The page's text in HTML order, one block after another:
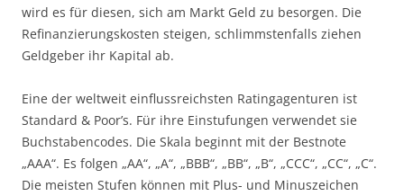
wird es für diesen, sich am Markt Geld zu besorgen. Die
Refinanzierungskosten steigen, schlimmstenfalls ziehen
Geldgeber ihr Kapital ab.
Eine der weltweit einflussreichsten Ratingagenturen ist
Standard & Poor’s. Für ihre Einstufungen verwendet sie
Buchstabencodes. Die Skala beginnt mit der Bestnote
„AAA“. Es folgen „AA“, „A“, „BBB“, „BB“, „B“, „CCC“, „CC“, „C“.
Die meisten Stufen können mit Plus- und Minuszeichen